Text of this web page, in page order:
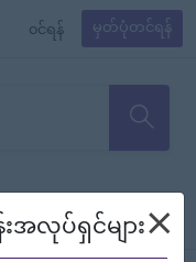
၀င်ရန် မှတ်ပုံတင်ရန်
ရန် စဉ်၍ကြည့်မည်
လုပ်ရှင်များ×